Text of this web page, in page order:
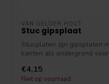
VAN GELDER HOUT
Stuc gipsplaat
Stucplaten zijn gipsplaten
kanten als ondergrond
€4,15
Niet op voorraad